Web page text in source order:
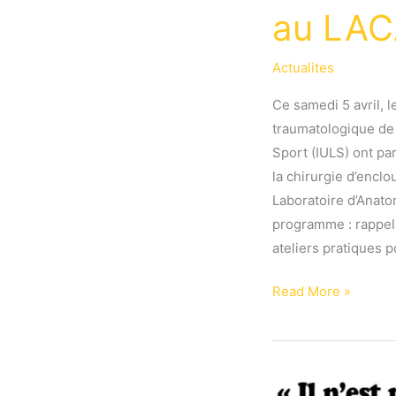
au
Actualites
Ce samedi 5 avril,
traumatologique
Sport (IULS) ont
la chirurgie
Laboratoire
programme :
ateliers pratiques
Retour
la
des
Read More »